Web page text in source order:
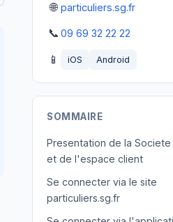
🌐 particuliers.sg.fr
📞 09 69 32 22 22
📱 iOS Android
SOMMAIRE
Presentation de la Societe
et de l'espace client
Se connecter via le site
particuliers.sg.fr